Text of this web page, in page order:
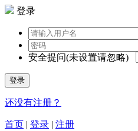
登录
安全提问(未设置请忽略)
登录
还没有注册？
首页 | 登录 | 注册